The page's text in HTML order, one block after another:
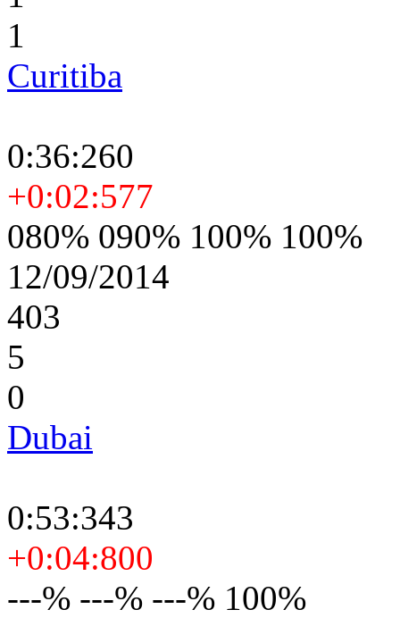
1
Curitiba
0:36:260
+0:02:577
080% 090% 100% 100%
12/09/2014
403
5
0
Dubai
0:53:343
+0:04:800
---% ---% ---% 100%